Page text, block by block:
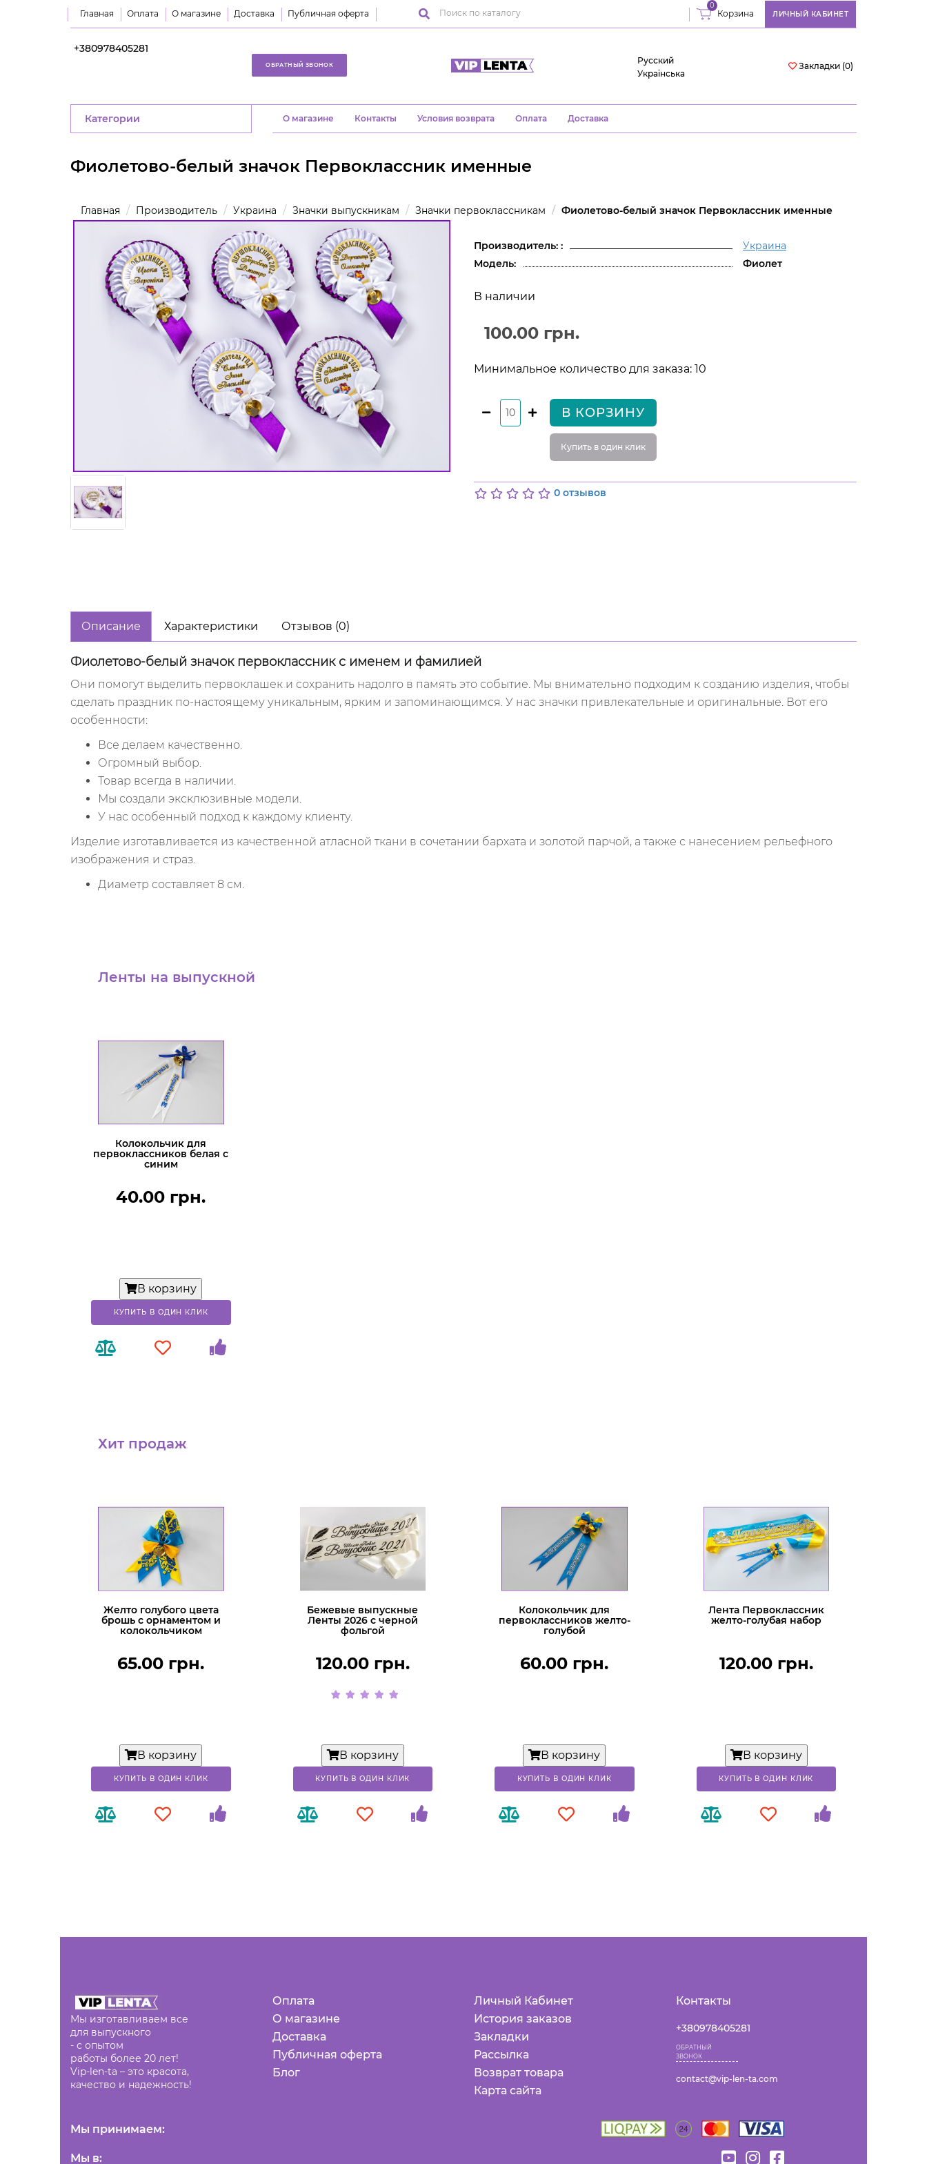
Главная Оплата О магазине Доставка Публичная оферта Корзина
0
ЛИЧНЫЙ КАБИНЕТ
+380978405281
ОБРАТНЫЙ ЗВОНОК
Русский
Українська
Закладки (0)
O магазине Контакты Условия возврата Оплата Доставка
Категории
Фиолетово-белый значок Первоклассник именные
Главная Производитель Украина Значки выпускникам Значки первоклассникам Фиолетово-белый значок Первоклассник именные
Производитель: :
Украина
Модель:
Фиолет
В наличии
100.00 грн.
Минимальное количество для заказа: 10
В КОРЗИНУ
Купить в один клик
0 отзывов
Описание Характеристики Отзывов (0)
Фиолетово-белый значок первоклассник с именем и фамилией
Они помогут выделить первоклашек и сохранить надолго в память это событие. Мы внимательно подходим к созданию изделия, чтобы
сделать праздник по-настоящему уникальным, ярким и запоминающимся. У нас значки привлекательные и оригинальные. Вот его
особенности:
Все делаем качественно.
Огромный выбор.
Товар всегда в наличии.
Мы создали эксклюзивные модели.
У нас особенный подход к каждому клиенту.
Изделие изготавливается из качественной атласной ткани в сочетании бархата и золотой парчой, а также с нанесением рельефного
изображения и страз.
Диаметр составляет 8 см.
Ленты на выпускной
Колокольчик для
первоклассников белая с
синим
40.00 грн.
В корзину
КУПИТЬ В ОДИН КЛИК
Хит продаж
Желто голубого цвета
брошь с орнаментом и
колокольчиком
65.00 грн.
В корзину
КУПИТЬ В ОДИН КЛИК
Бежевые выпускные
Ленты 2026 с черной
фольгой
120.00 грн.
В корзину
КУПИТЬ В ОДИН КЛИК
Колокольчик для
первоклассников желто-
голубой
60.00 грн.
В корзину
КУПИТЬ В ОДИН КЛИК
Лента Первоклассник
желто-голубая набор
120.00 грн.
В корзину
КУПИТЬ В ОДИН КЛИК
Мы изготавливаем все
для выпускного
- с опытом
работы более 20 лет!
Vip-len-ta – это красота,
качество и надежность!
Оплата
О магазине
Доставка
Публичная оферта
Блог
Личный Кабинет
История заказов
Закладки
Рассылка
Возврат товара
Карта сайта
Контакты
+380978405281
ОБРАТНЫЙ
ЗВОНОК
contact@vip-len-ta.com
Мы принимаем:
Мы в: